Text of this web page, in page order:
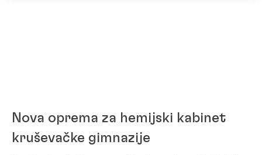
Nova oprema za hemijski kabinet
kruševačke gimnazije